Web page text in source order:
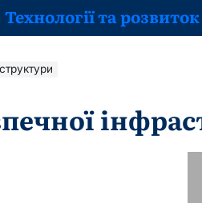
Технології та розвиток